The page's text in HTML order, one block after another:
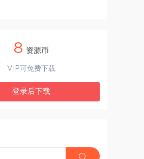
8 资源币
VIP可免费下载
登录后下载